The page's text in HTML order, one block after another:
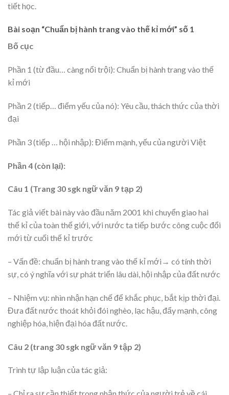
tiết học.
Bài soạn “Chuẩn bị hành trang vào thế kỉ mới” số 1
Bố cục
Phần 1 (từ đầu… càng nổi trội): Chuẩn bị hành trang vào thế
kỉ mới
Phần 2 (tiếp… điểm yếu của nó): Yêu cầu, thách thức của thời
đại
Phần 3 (tiếp … hội nhập): Điểm mạnh, yếu của người Việt
Phần 4 (còn lại):
Câu 1 (Trang 30 sgk ngữ văn 9 tạp 2)
Tác giả viết bài này vào đầu năm 2001 khi chuyển giao hai
thế kỉ của toàn thế giới, với nước ta tiếp bước công cuộc đổi
mới từ cuối thế kỉ trước
– Vấn đề: chuẩn bị hành trang vào thế kỉ mới→ có tính thời
sự, có ý nghĩa với sự phát triển lâu dài, hội nhập của đất nước
– Nhiệm vụ: nhìn nhận hạn chế để khắc phục, bắt kịp thời đại.
Đưa đất nước thoát khỏi đói nghèo, lạc hậu, đẩy mạnh, công
nghiệp hóa, hiện đại hóa đất nước.
Câu 2 (trang 30 sgk ngữ văn 9 tập 2)
Trình tự lập luận của tác giả: